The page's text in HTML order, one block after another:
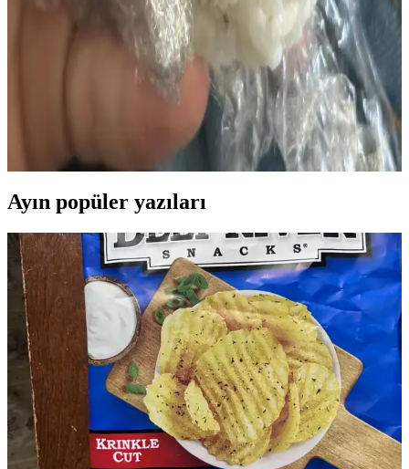
Dardanel ton balığı, çeşitli ambalaj seçenekleri ve uzun raf ömrüyle
sağlıklı ve pratik yemekler için ideal bir konserve balık ürünüdür.
Uygun Fiyatlı ve Pratik Baharatlı Ton Balıklı
Onigiri Tarifi ve Hazırlama Yöntemleri
Baharatlı ton balıklı onigiri, uygun fiyatlı malzemelerle evde kolayca
hazırlanabilen, taşınabilir ve pratik bir Japon pirinç yemeğidir.
Alternatif pirinç ve iç harç seçenekleriyle çeşitlendirilebilir.
Ayın popüler yazıları